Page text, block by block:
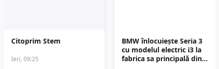
Citoprim Stem
Ieri, 09:25
BMW înlocuiește Seria 3
cu modelul electric i3 la
fabrica sa principală din